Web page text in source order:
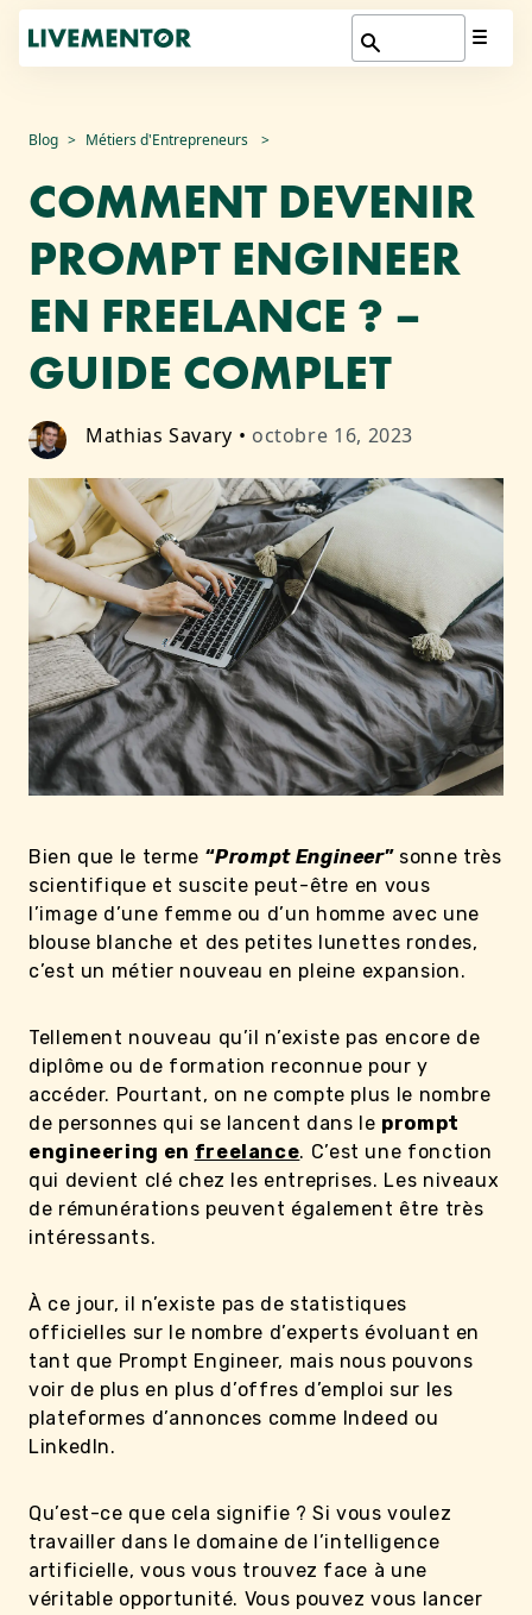
Aller
contenu
Blog Métiers d'Entrepreneurs
COMMENT DEVENIR
PROMPT ENGINEER
EN FREELANCE ? –
GUIDE COMPLET
Mathias Savary • octobre 16, 2023
Bien que le terme “Prompt Engineer” sonne très
scientifique et suscite peut-être en vous
l’image d’une femme ou d’un homme avec une
blouse blanche et des petites lunettes rondes,
c’est un métier nouveau en pleine expansion.
Tellement nouveau qu’il n’existe pas encore de
diplôme ou de formation reconnue pour y
accéder. Pourtant, on ne compte plus le nombre
de personnes qui se lancent dans le prompt
engineering en freelance. C’est une fonction
qui devient clé chez les entreprises. Les niveaux
de rémunérations peuvent également être très
intéressants.
À ce jour, il n’existe pas de statistiques
officielles sur le nombre d’experts évoluant en
tant que Prompt Engineer, mais nous pouvons
voir de plus en plus d’offres d’emploi sur les
plateformes d’annonces comme Indeed ou
LinkedIn.
Qu’est-ce que cela signifie ? Si vous voulez
travailler dans le domaine de l’intelligence
artificielle, vous vous trouvez face à une
véritable opportunité. Vous pouvez vous lancer